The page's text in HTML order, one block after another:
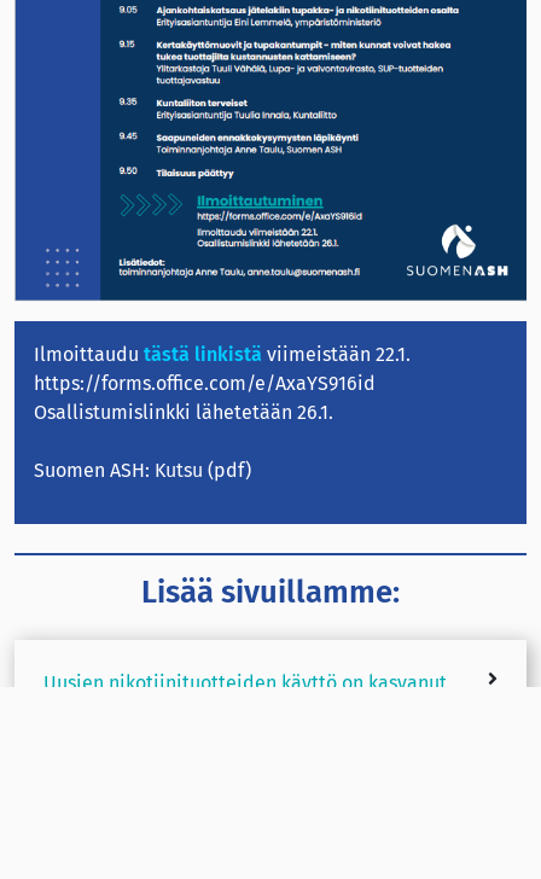
Ilmoittaudu tästä linkistä viimeistään 22.1.
https://forms.office.com/e/AxaYS916id
Osallistumislinkki lähetetään 26.1.
Suomen ASH: Kutsu (pdf)
Lisää sivuillamme:
Uusien nikotiinituotteiden käyttö on kasvanut